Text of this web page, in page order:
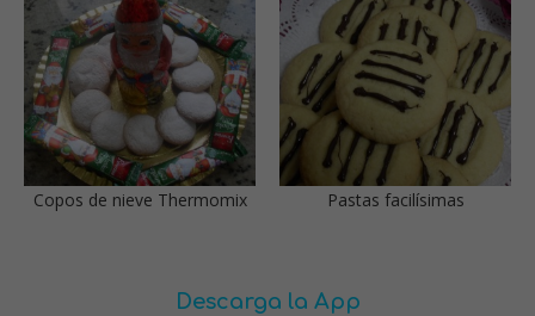
Copos de nieve Thermomix Pastas facilísimas
Descarga la App